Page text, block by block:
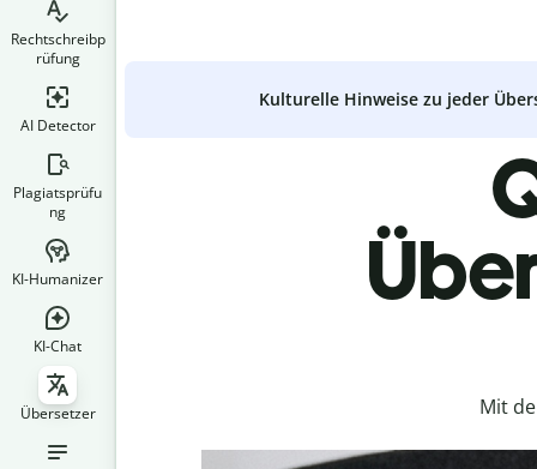
Rechtschreibp
rüfung
AI Detector
Plagiatsprüfu
ng
KI-Humanizer
KI-Chat
Übersetzer
Kulturelle Hinweise zu jeder
Mit